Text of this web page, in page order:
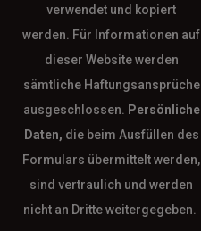
verwendet und kopiert
werden. Für Informationen auf
dieser Website werden
sämtliche Haftungsansprüche
ausgeschlossen. Persönliche
Daten, die beim Ausfüllen des
Formulars übermittelt werden,
sind vertraulich und werden
nicht an Dritte weitergegeben.